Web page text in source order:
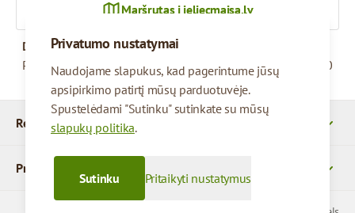
Privatumo nustatymai
Naudojame slapukus, kad pagerintume jūsų
apsipirkimo patirtį mūsų parduotuvėje.
Spustelėdami "Sutinku" sutinkate su mūsų
slapukų politika.
Pritaikyti nustatymus
Sutinku
Rekvizitai
Produktai
Maršrutas į ieliecmaisa.lv
Darbo valandos
Pirmadienis – penktadienis
09:00 - 17:00